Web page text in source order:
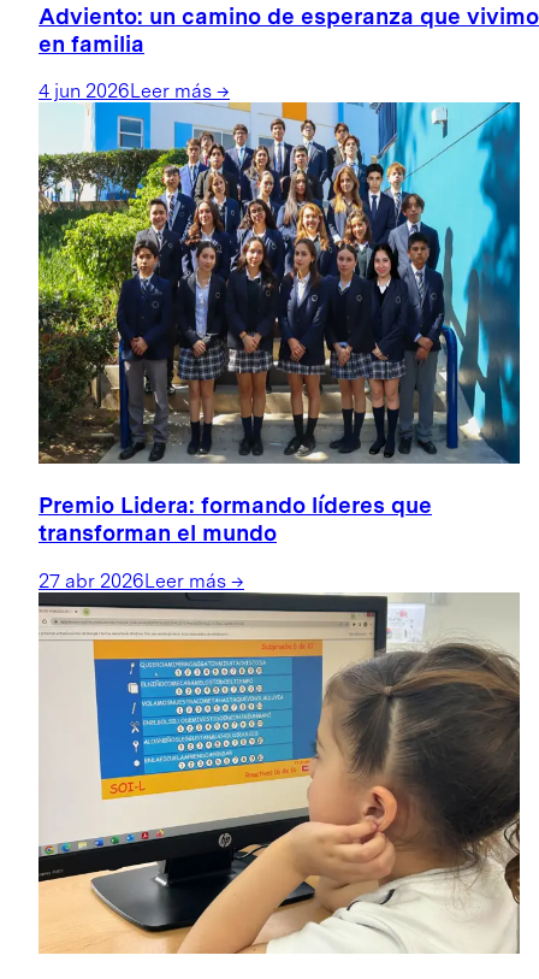
Adviento: un camino de esperanza que
en familia
4 jun 2026Leer más →
Premio Lidera: formando líderes que
transforman el mundo
27 abr 2026Leer más →